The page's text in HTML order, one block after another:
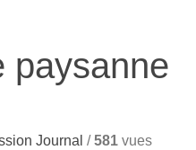
paysanne
Journal /581 vues